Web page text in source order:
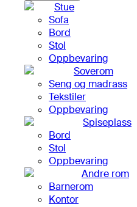
Stue
Sofa
Bord
Stol
Oppbevaring
Soverom
Seng og madrass
Tekstiler
Oppbevaring
Spiseplass
Bord
Stol
Oppbevaring
Andre rom
Barnerom
Kontor